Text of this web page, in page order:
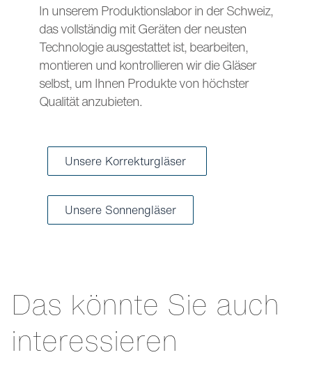
In unserem Produktionslabor in der Schweiz,
das vollständig mit Geräten der neusten
Technologie ausgestattet ist, bearbeiten,
montieren und kontrollieren wir die Gläser
selbst, um Ihnen Produkte von höchster
Qualität anzubieten.
Unsere Korrekturgläser
Unsere Sonnengläser
Das könnte Sie auch
interessieren